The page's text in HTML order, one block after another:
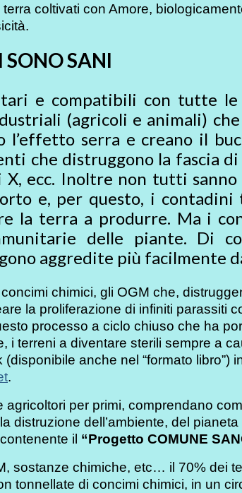
coltivati con Amore,
SONO SANI
e compatibili con tutte
(agricoli e animali)
l’effetto serra e creano il
che distruggono la fascia
ecc. Inoltre non tutti
e, per questo, i
la terra a produrre. Ma i
delle piante. Di
aggredite più facilmente
chimici, gli OGM che,
la proliferazione di infiniti parassiti
processo a ciclo chiuso che ha
i terreni a diventare sterili sempre a
anche nel “formato libro”)
.
agricoltori per primi, comprendano
distruzione dell’ambiente, del
contenente il “Progetto COMUNE
sostanze chimiche, etc… il 70% dei
tonnellate di concimi chimici, in un